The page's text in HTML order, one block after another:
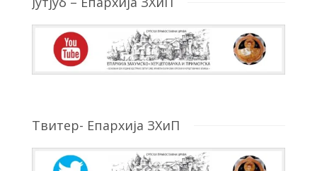
Твитер- Епархија ЗХиП